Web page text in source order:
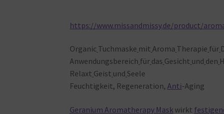
https://www.missandmissy.de/product/
Organic Tuchmaske mit Aroma Therapie für
Anwendungsbereich für das Gesicht und den
Relaxt Geist und Seele
Feuchtigkeit, Regeneration,Anti-Aging
Geranium Aromatherapy Mask wirkt